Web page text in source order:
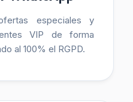
especiales y
VIP de forma
al 100% el RGPD.